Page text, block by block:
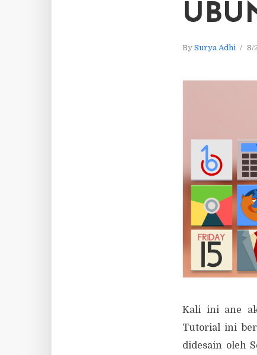
By Surya Adhi 8/
Kali ini ane
Tutorial ini
didesain oleh